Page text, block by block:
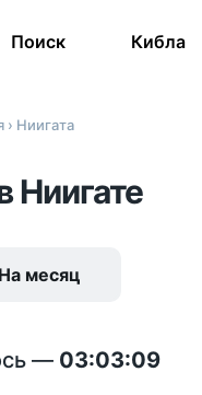
Поиск Кибла
› Ниигата
Ниигате
На месяц
— 03:03:09